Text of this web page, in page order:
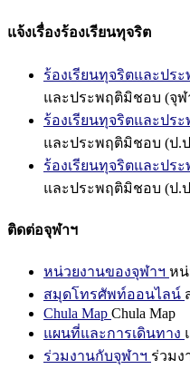
แจ้งเรื่องร้องเรียนทุจริต
ร้องเรียนทุจริตและปร
และประพฤติมิชอบ (จุฬ
ร้องเรียนทุจริตและปร
และประพฤติมิชอบ (ป.
ร้องเรียนทุจริตและปร
และประพฤติมิชอบ (ป.
ติดต่อจุฬาฯ
หน่วยงานของจุฬาฯ หน่
สมุดโทรศัพท์ออนไลน์
Chula Map Chula Map
แผนที่และการเดินทาง
ร่วมงานกับจุฬาฯ ร่วมง